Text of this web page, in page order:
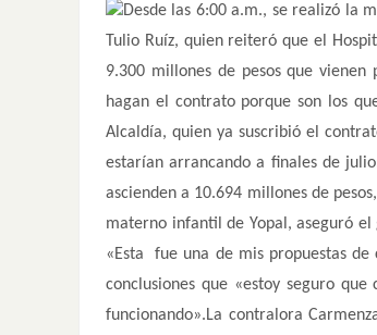
Desde las 6:00 a.m., se realizó la
Tulio Ruíz, quien reiteró que el
9.300 millones de pesos que
hagan el contrato porque son los
Alcaldía, quien ya suscribió el
estarían arrancando a finales de
ascienden a 10.694 millones de
materno infantil de Yopal, aseguró
«Esta fue una de mis propuestas de
conclusiones que «estoy seguro
funcionando».La contralora